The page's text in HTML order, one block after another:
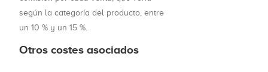
según la categoría del producto, entre
un 10 % y un 15 %.
Otros costes asociados